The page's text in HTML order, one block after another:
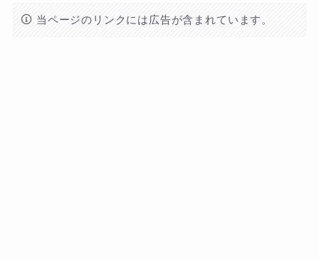
当ページのリンクには広告が含まれています。